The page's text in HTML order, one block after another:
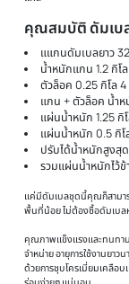
**สามารถแยกตัว แร๊คว
Barbell บาร์เ
ขนาดสินค้า ความยาว
บาร์เบล เหมาะกับการ
บาร์เบล เหมาะสำหรับก
ชุดดัมเบลป
ออกแบบอย่างดีไร้รอย
กับข้อต่อ ขนาด 30 ซม.
• แถมถุงมือ: แถมให้ไป
งดัมเบล เพื่อให้คุณได้โ
แผล